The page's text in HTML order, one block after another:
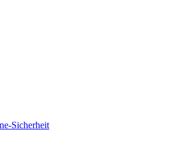
Sicherheit